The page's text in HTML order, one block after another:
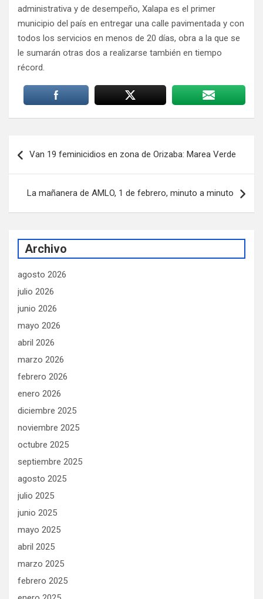
administrativa y de desempeño, Xalapa es el primer
municipio del país en entregar una calle pavimentada y con
todos los servicios en menos de 20 días, obra a la que se
le sumarán otras dos a realizarse también en tiempo
récord.
de
Van 19 feminicidios en zona de Orizaba: Marea Verde
La mañanera de AMLO, 1 de febrero, minuto a minuto
Archivo
agosto 2026
julio 2026
junio 2026
mayo 2026
abril 2026
marzo 2026
febrero 2026
enero 2026
diciembre 2025
noviembre 2025
octubre 2025
septiembre 2025
agosto 2025
julio 2025
junio 2025
mayo 2025
abril 2025
marzo 2025
febrero 2025